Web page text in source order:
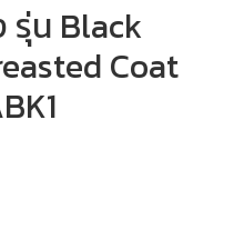
รุ่น Black
Coat